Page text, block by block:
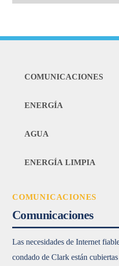
COMUNICACIONES
ENERGÍA
AGUA
ENERGÍA LIMPIA
COMUNICACIONES
Comunicaciones
Las necesidades de Internet
condado de Clark están